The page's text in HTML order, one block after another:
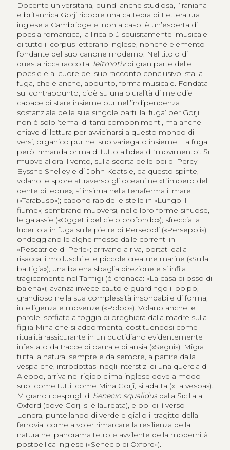
Docente universitaria, quindi anche studiosa, l’iraniana
e britannica Gorji ricopre una cattedra di Letteratura
inglese a Cambridge e, non a caso, è un’esperta di
poesia romantica, la lirica più squisitamente ‘musicale’
di tutto il corpus letterario inglese, nonché elemento
fondante del suo canone moderno. Nel titolo di
questa ricca raccolta, leitmotivdi gran parte delle
poesie e al cuore del suo racconto conclusivo, sta la
fuga, che è anche, appunto, forma musicale. Fondata
sul contrappunto, cioè su una pluralità di melodie
capace di stare insieme pur nell’indipendenza
sostanziale delle sue singole parti, la ‘fuga’ per Gorji
non è solo ‘tema’ di tanti componimenti, ma anche
chiave di lettura per avvicinarsi a questo mondo di
versi, organico pur nel suo variegato insieme. La fuga,
però, rimanda prima di tutto all’idea di ‘movimento’. Si
muove allora il vento, sulla scorta delle odi di Percy
Bysshe Shelley e di John Keats e, da questo spinte,
volano le spore attraverso gli oceani ne «L’impero del
dente di leone»; si insinua nella terraferma il mare
(«Tarabuso»); cadono rapide le stelle in «Lungo il
fiume»; sembrano muoversi, nelle loro forme sinuose,
le galassie («Oggetti del cielo profondo»); sfreccia la
lucertola in fuga sulle pietre di Persepoli («Persepoli»);
ondeggiano le alghe mosse dalle correnti in
«Pescatrice di Perle»; arrivano a riva, portati dalla
risacca, i molluschi e le piccole creature marine («Sulla
battigia»); una balena sbaglia direzione e si infila
tragicamente nel Tamigi (è cronaca: «La casa di osso di
balena»); avanza invece cauto e guardingo il polpo,
grandioso nella sua complessità insondabile di forma,
intelligenza e movenze («Polpo»). Volano anche le
parole, soffiate a foggia di preghiera dalla madre sulla
figlia Mina che si addormenta, costituendosi come
ritualità rassicurante in un quotidiano evidentemente
infestato da tracce di paura e di ansia («Segni»). Migra
tutta la natura, sempre e da sempre, a partire dalla
vespa che, introdottasi negli interstizi di una quercia di
Aleppo, arriva nel rigido clima inglese dove a modo
suo, come tutti, come Mina Gorji, si adatta («La vespa»).
Migrano i cespugli di Senecio squalidusdalla Sicilia a
Oxford (dove Gorji si è laureata), e poi di lì verso
Londra, puntellando di verde e giallo il tragitto della
ferrovia, come a voler rimarcare la resilienza della
natura nel panorama tetro e avvilente della modernità
postbellica inglese («Senecio di Oxford»).